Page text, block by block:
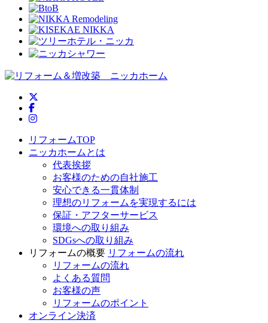
ニッカホーム公式Facebook
ニッカホーム公式Instagram
リフォームTOP
ニッカホームとは
代表挨拶
お客様のための自社施工
安心できる一貫体制
理想のリフォームを実現するには
保証・アフターサービス
環境への取り組み
SDGsへの取り組み
リフォームの概要 リフォームの流れ
リフォームの流れ
よくある質問
お客様の声
リフォームのポイント
オンライン決済